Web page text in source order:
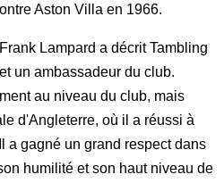
Aston Villa en 1966.
Lampard a décrit Tambling
un ambassadeur du club.
au niveau du club, mais
d'Angleterre, où il a réussi à
a gagné un grand respect dans
humilité et son haut niveau de